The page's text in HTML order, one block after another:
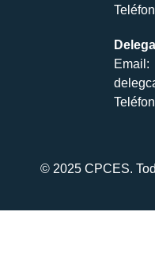
Email:
© 2025 CPCES.